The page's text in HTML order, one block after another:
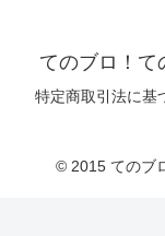
てのブロ！て
特定商取引法に基
© 2015 てのブ